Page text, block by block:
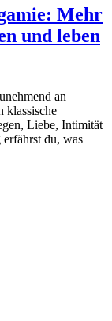
Mehr
und leben
an
klassische
Liebe, Intimität
du, was